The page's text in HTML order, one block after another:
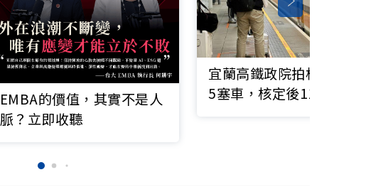
EMBA的價值，其實不是人
脈？立即收聽
宜蘭高鐵政院拍板！難解國
5塞車，核定後11年通車？